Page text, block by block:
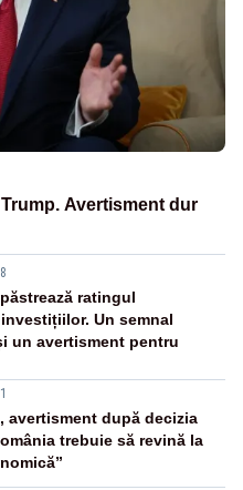
Avertisment dur
ratingul
Un semnal
un avertisment pentru
avertisment după decizia
trebuie să revină la